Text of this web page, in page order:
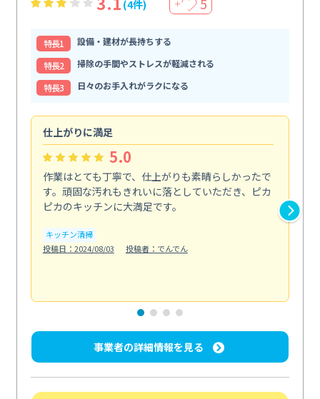
(4件) ＋ 5
特⻑1
設備・建材が長持ちする
特⻑2
掃除の手間やストレスが軽減される
特⻑3
日々のお手入れがラクになる
仕上がりに満足
5.0
作業はとても丁寧で、仕上がりも素晴らしかったで
す。頑固な汚れもきれいに落としていただき、ピカ
ピカのキッチンに大満足です。
キッチン清掃
投稿日：2024/08/03
投稿者：でんでん
事業者の詳細情報を見る